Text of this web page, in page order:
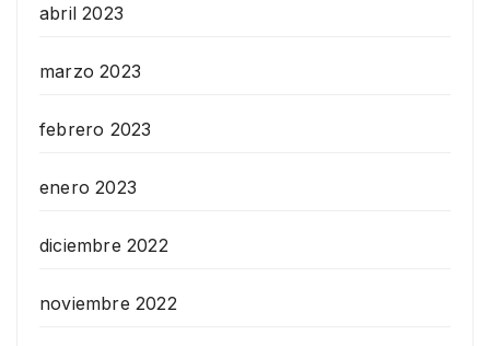
abril 2023
marzo 2023
febrero 2023
enero 2023
diciembre 2022
noviembre 2022